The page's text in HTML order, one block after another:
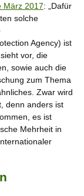
März 2017: „Dafür
solche
Agency) ist
vor, die
sowie auch die
zum Thema
Zwar wird
denn anders ist
es ist
Mehrheit in